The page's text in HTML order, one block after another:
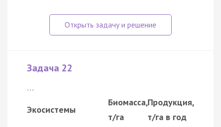
Задача 22
…
Экосистемы
Биомасса,
т/га
Продукция,
т/га в год